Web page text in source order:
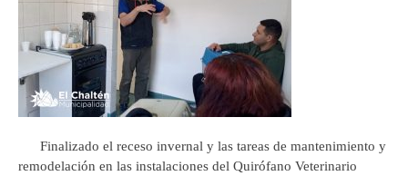
Finalizado el receso invernal y las tareas de mantenimiento y
remodelación en las instalaciones del Quirófano Veterinario